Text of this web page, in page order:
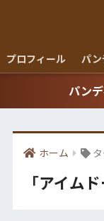
プロフィール パン
パン
ホーム タ
「アイム